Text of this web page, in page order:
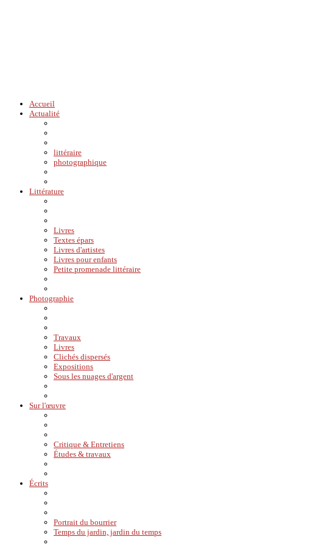
Accueil
Actualité
littéraire
photographique
Littérature
Livres
Textes épars
Livres d'artistes
Livres pour enfants
Petite promenade littéraire
Photographie
Travaux
Livres
Clichés dispersés
Expositions
Sous les nuages d'argent
Sur l'œuvre
Critique & Entretiens
Études & travaux
Écrits
Portrait du bourrier
Temps du jardin, jardin du temps